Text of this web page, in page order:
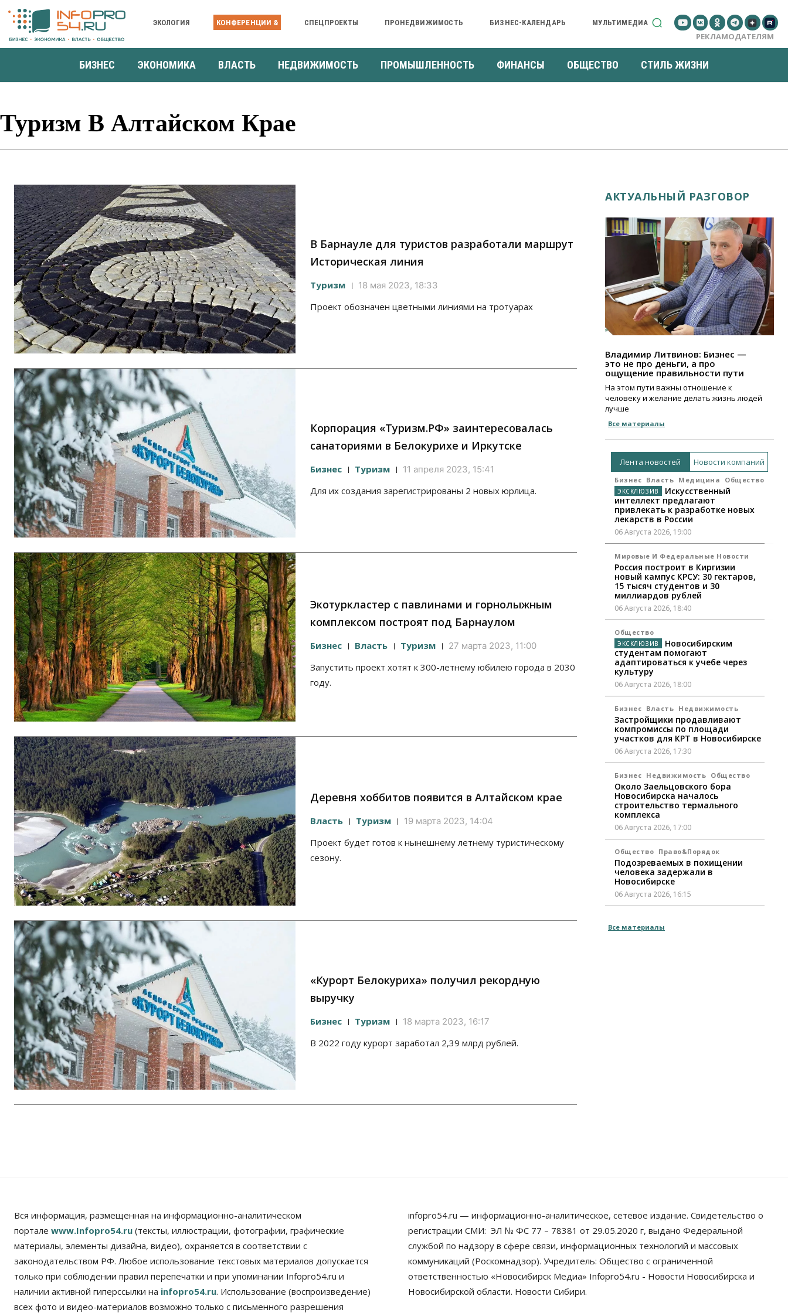
ЭКОЛОГИЯ КОНФЕРЕНЦИИ & СПЕЦПРОЕКТЫ ПРОНЕДВИЖИМОСТЬ БИЗНЕС-КАЛЕНДАРЬ МУЛЬТИМЕДИА
РЕКЛАМОДАТЕЛЯМ
БИЗНЕС ЭКОНОМИКА ВЛАСТЬ НЕДВИЖИМОСТЬ ПРОМЫШЛЕННОСТЬ ФИНАНСЫ ОБЩЕСТВО СТИЛЬ ЖИЗНИ
Туризм В Алтайском Крае
В Барнауле для туристов разработали маршрут
Историческая линия
Туризм 18 мая 2023, 18:33
Проект обозначен цветными линиями на тротуарах
Корпорация «Туризм.РФ» заинтересовалась
санаториями в Белокурихе и Иркутске
Бизнес Туризм 11 апреля 2023, 15:41
Для их создания зарегистрированы 2 новых юрлица.
Экотуркластер с павлинами и горнолыжным
комплексом построят под Барнаулом
Бизнес Власть Туризм 27 марта 2023, 11:00
Запустить проект хотят к 300-летнему юбилею города в 2030
году.
Деревня хоббитов появится в Алтайском крае
Власть Туризм 19 марта 2023, 14:04
Проект будет готов к нынешнему летнему туристическому
сезону.
«Курорт Белокуриха» получил рекордную
выручку
Бизнес Туризм 18 марта 2023, 16:17
В 2022 году курорт заработал 2,39 млрд рублей.
АКТУАЛЬНЫЙ РАЗГОВОР
Владимир Литвинов: Бизнес —
это не про деньги, а про
ощущение правильности пути
На этом пути важны отношение к
человеку и желание делать жизнь людей
лучше
Все материалы
Лента новостей Новости компаний
Бизнес Власть Медицина Общество
Искусственный
интеллект предлагают
привлекать к разработке новых
лекарств в России
06 Августа 2026, 19:00
Мировые И Федеральные Новости
Россия построит в Киргизии
новый кампус КРСУ: 30 гектаров,
15 тысяч студентов и 30
миллиардов рублей
06 Августа 2026, 18:40
Общество
Новосибирским
студентам помогают
адаптироваться к учебе через
культуру
06 Августа 2026, 18:00
Бизнес Власть Недвижимость
Застройщики продавливают
компромиссы по площади
участков для КРТ в Новосибирске
06 Августа 2026, 17:30
Бизнес Недвижимость Общество
Около Заельцовского бора
Новосибирска началось
строительство термального
комплекса
06 Августа 2026, 17:00
Общество Право&Порядок
Подозреваемых в похищении
человека задержали в
Новосибирске
06 Августа 2026, 16:15
Пенсионеры старше 80 лет в
новосибирских
зачислением
06 Августа 2026, 13:00
Режим ЧС ввели в Омской
Все материалы
Вся информация, размещенная на информационно-аналитическом
портале www.Infopro54.ru (тексты, иллюстрации, фотографии, графические
материалы, элементы дизайна, видео), охраняется в соответствии с
законодательством РФ. Любое использование текстовых материалов допускается
только при соблюдении правил перепечатки и при упоминании Infopro54.ru и
наличии активной гиперссылки на infopro54.ru. Использование (воспроизведение)
всех фото и видео-материалов возможно только с письменного разрешения
infopro54.ru — информационно-аналитическое, сетевое издание. Свидетельство о
регистрации СМИ: ЭЛ № ФС 77 – 78381 от 29.05.2020 г, выдано Федеральной
службой по надзору в сфере связи, информационных технологий и массовых
коммуникаций (Роскомнадзор). Учредитель: Общество с ограниченной
ответственностью «Новосибирск Медиа» Infopro54.ru - Новости Новосибирска и
Новосибирской области. Новости Сибири.